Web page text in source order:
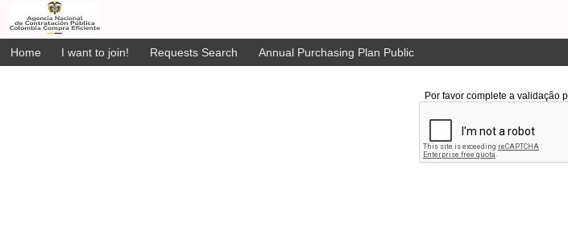
Home I want to join! Requests Search Annual Purchasing Plan Public
Por favor complete a validação